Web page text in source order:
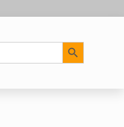
Search Button